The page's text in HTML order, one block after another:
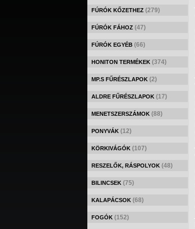
FÚRÓK KŐZETHEZ (279)
FÚRÓK FÁHOZ (47)
FÚRÓK EGYÉB (66)
HONITON TERMÉKEK (374)
MP.S FŰRÉSZLAPOK (2)
ALDRE FŰRÉSZLAPOK (17)
MENETSZERSZÁMOK (88)
PONYVÁK (12)
KÖRKIVÁGÓK (107)
RESZELŐK, RÁSPOLYOK (48)
BILINCSEK (75)
KALAPÁCSOK (68)
FOGÓK (152)